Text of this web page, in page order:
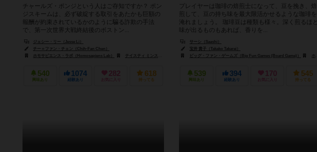
チャールズ・ポンジという人はご存知ですか？ ポン
ジスキームは、必ず破綻する取引をあたかも巨額の
報酬が約束されているかのように騙る詐欺の手法
で、第一次世界大戦終結後のボストン...
ジェシー・リー（Jesse Li）
チー＝ファン・チェン（Chih-Fan Chen）
ホモサピエンス・ラボ（Homosapiens Lab）
テイスティ ミンストレル ゲームズ（Tasty Minstrel Games） すごろくや（Sugorokuya）
540
興味あり
1074
経験あり
282
お気に入り
618
持ってる
プレイヤーは珈琲の焙煎士になって、豆を挽き、焙
煎して、豆の持ち味を最大限活かせるような珈琲を
淹れましょう。 珈琲豆は種類も様々。深く煎るほど
味が出るものもあれば、香りを...
サーシ（Saashi）
宝井 貴子（Takako Takarai）
ビッグ・ファン・ゲームズ（Big Fun Games (Board Game)）
ホモサピエンス・ラボ（Homosapiens Lab）
539
興味あり
394
経験あり
170
お気に入り
545
持ってる